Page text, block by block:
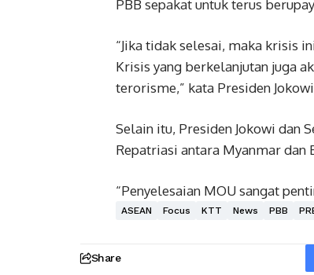
PBB sepakat untuk terus
“Jika tidak selesai, maka krisis
Krisis yang berkelanjutan juga
terorisme,” kata Presiden
Selain itu, Presiden Jokowi dan
Repatriasi antara Myanmar dan
“Penyelesaian MOU sangat
ASEAN Focus KTT News PBB
Share